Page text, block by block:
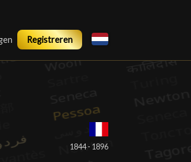
Registreren
1844 - 1896